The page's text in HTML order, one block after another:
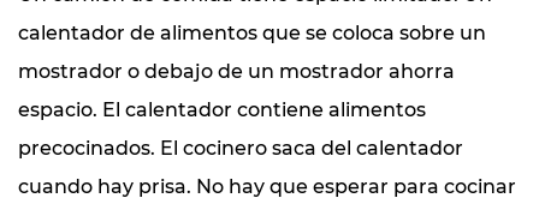
calentador de alimentos que se coloca sobre un
mostrador o debajo de un mostrador ahorra
espacio. El calentador contiene alimentos
precocinados. El cocinero saca del calentador
cuando hay prisa. No hay que esperar para cocinar